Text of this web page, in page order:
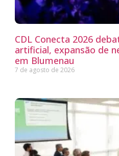
CDL Conecta 2026
artificial, expansão de
em Blumenau
7 de agosto de 2026